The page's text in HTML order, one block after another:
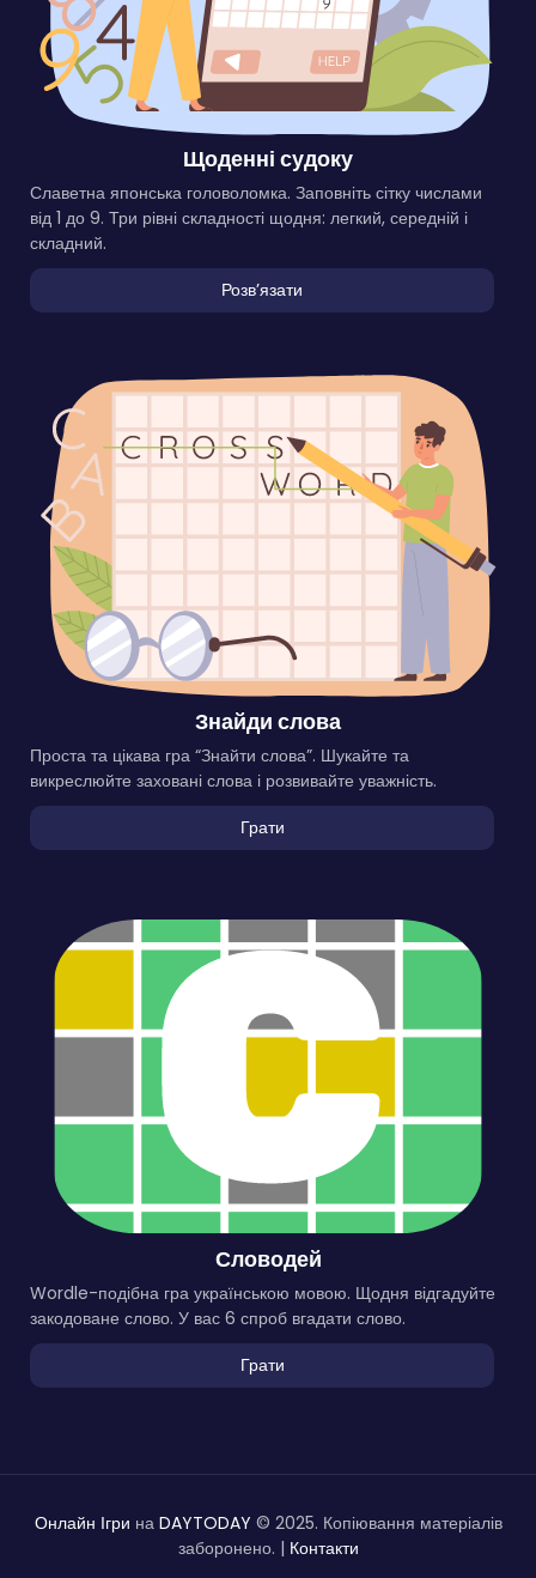
Щоденні судоку
Славетна японська головоломка. Заповніть сітку числами
від 1 до 9. Три рівні складності щодня: легкий, середній і
складний.
Розвʼязати
Знайди слова
Проста та цікава гра “Знайти слова”. Шукайте та
викреслюйте заховані слова і розвивайте уважність.
Грати
Словодей
Wordle-подібна гра українською мовою. Щодня відгадуйте
закодоване слово. У вас 6 спроб вгадати слово.
Грати
Онлайн Ігри на DAYTODAY © 2025. Копіювання матеріалів
заборонено. | Контакти